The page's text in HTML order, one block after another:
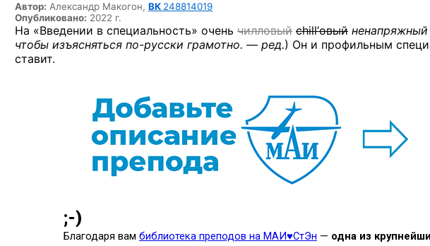
Автор: Александр Макогон, ВК 248814019
Опубликовано: 2022 г.
На «Введении в специальность» очень чилловый chill’овый ненапряжный
чтобы изъясняться по-русски грамотно. — ред.) Он и профильным
ставит.